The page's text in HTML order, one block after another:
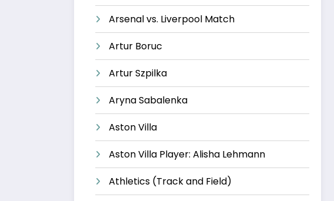
Arsenal vs. Liverpool Match
Artur Boruc
Artur Szpilka
Aryna Sabalenka
Aston Villa
Aston Villa Player: Alisha Lehmann
Athletics (Track and Field)